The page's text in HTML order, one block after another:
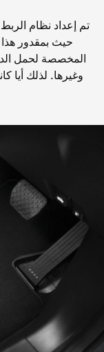
تم إعداد نظام
حيث بمقدور
المخصصة لحمل
وغيرها. لذلك أيا